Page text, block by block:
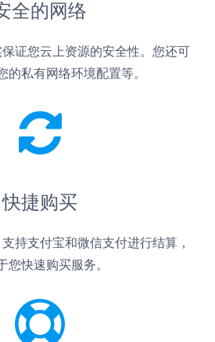
全的网络
证您云上资源的安全性。您还可
的私有网络环境配置等。
快捷购买
持支付宝和微信支付进行结算，
您快速购买服务。